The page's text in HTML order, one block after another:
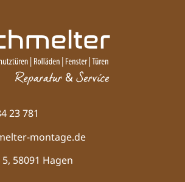
23 781
montage.de
58091 Hagen